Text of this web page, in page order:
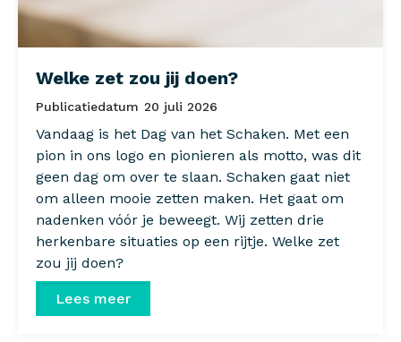
Welke zet zou jij doen?
Publicatiedatum 20 juli 2026
Vandaag is het Dag van het Schaken. Met een
pion in ons logo en pionieren als motto, was dit
geen dag om over te slaan. Schaken gaat niet
om alleen mooie zetten maken. Het gaat om
nadenken vóór je beweegt. Wij zetten drie
herkenbare situaties op een rijtje. Welke zet
zou jij doen?
Lees meer